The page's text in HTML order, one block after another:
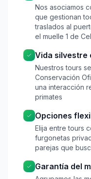
Nos asociamos
que gestionan
traslados al
el muelle 1 de
Vida silvestre
Nuestros tours
Conservación
una interacción
primates
Opciones
Elija entre tours
furgonetas
parejas que
Garantía del